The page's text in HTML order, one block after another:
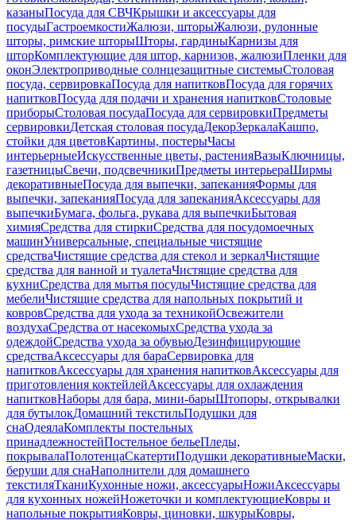
казаныПосуда для СВЧКрышки и аксессуары для
посудыГастроемкостиЖалюзи, шторыЖалюзи, рулонные
шторы, римские шторыШторы, гардиныКарнизы для
шторКомплектующие для штор, карнизов, жалюзиПленки для
оконЭлектроприводные солнцезащитные системыСтоловая
посуда, сервировкаПосуда для напитковПосуда для горячих
напитковПосуда для подачи и хранения напитковСтоловые
приборыСтоловая посудаПосуда для сервировкиПредметы
сервировкиДетская столовая посудаДекорЗеркалаКашпо,
стойки для цветовКартины, постерыЧасы
интерьерныеИскусственные цветы, растенияВазыКлючницы,
газетницыСвечи, подсвечникиПредметы интерьераШирмы
декоративныеПосуда для выпечки, запеканияФормы для
выпечки, запеканияПосуда для запеканияАксессуары для
выпечкиБумага, фольга, рукава для выпечкиБытовая
химияСредства для стиркиСредства для посудомоечных
машинУниверсальные, специальные чистящие
средстваЧистящие средства для стекол и зеркалЧистящие
средства для ванной и туалетаЧистящие средства для
кухниСредства для мытья посудыЧистящие средства для
мебелиЧистящие средства для напольных покрытий и
ковровСредства для ухода за техникойОсвежители
воздухаСредства от насекомыхСредства ухода за
одеждойСредства ухода за обувьюДезинфицирующие
средстваАксессуары для бараСервировка для
напитковАксессуары для хранения напитковАксессуары для
приготовления коктейлейАксессуары для охлаждения
напитковНаборы для бара, мини-барыШтопоры, открывалки
для бутылокДомашний текстильПодушки для
снаОдеялаКомплекты постельных
принадлежностейПостельное бельеПледы,
покрывалаПолотенцаСкатертиПодушки декоративныеМаски,
беруши для снаНаполнители для домашнего
текстиляТканиКухонные ножи, аксессуарыНожиАксессуары
для кухонных ножейНожеточки и комплектующиеКовры и
напольные покрытияКовры, циновки, шкурыКовры,